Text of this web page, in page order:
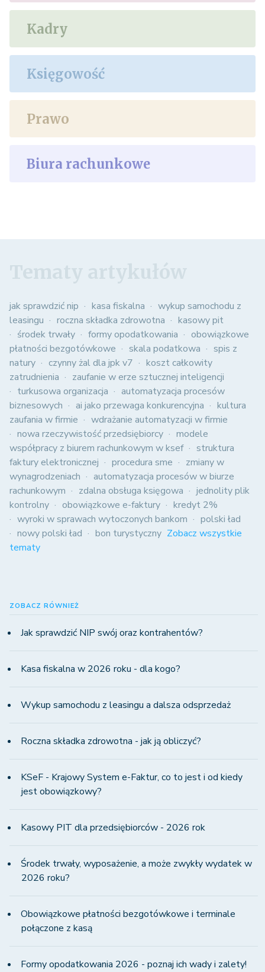
Kadry
Księgowość
Prawo
Biura rachunkowe
jak sprawdzić nip kasa fiskalna
wykup samochodu z
leasingu
roczna składka zdrowotna
kasowy pit
środek trwały
formy opodatkowania
obowiązkowe
płatności bezgotówkowe
skala podatkowa
spis z
natury
czynny żal dla jpk v7
koszt całkowity
zatrudnienia
zaufanie w erze sztucznej inteligencji
turkusowa organizacja
automatyzacja procesów
biznesowych
ai jako przewaga konkurencyjna
kultura
zaufania w firmie
wdrażanie automatyzacji w firmie
nowa rzeczywistość przedsiębiorcy
modele
współpracy z biurem rachunkowym w ksef
struktura
faktury elektronicznej
procedura sme
zmiany w
wynagrodzeniach
automatyzacja procesów w biurze
rachunkowym
zdalna obsługa księgowa
jednolity plik
kontrolny
obowiązkowe e-faktury
kredyt 2%
wyroki w sprawach wytoczonych bankom
polski ład
nowy polski ład
bon turystyczny Zobacz wszystkie
tematy
ZOBACZ RÓWNIEŻ
Jak sprawdzić NIP swój oraz kontrahentów?
Kasa fiskalna w 2026 roku - dla kogo?
Wykup samochodu z leasingu a dalsza odsprzedaż
Roczna składka zdrowotna - jak ją obliczyć?
KSeF - Krajowy System e-Faktur, co to jest i od kiedy
jest obowiązkowy?
Kasowy PIT dla przedsiębiorców - 2026 rok
Środek trwały, wyposażenie, a może zwykły wydatek w
2026 roku?
Obowiązkowe płatności bezgotówkowe i terminale
połączone z kasą
Formy opodatkowania 2026 - poznaj ich wady i zalety!